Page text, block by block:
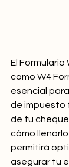
El
como W4
esencial
de impuesto
de tu
cómo
permitirá
asegurar tu